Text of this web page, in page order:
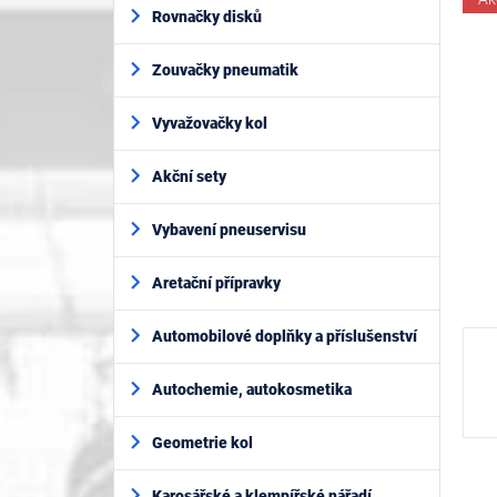
í
e
Rovnačky disků
Zouvačky pneumatik
Vyvažovačky kol
Akční sety
Vybavení pneuservisu
Aretační přípravky
Automobilové doplňky a příslušenství
Autochemie, autokosmetika
Geometrie kol
je